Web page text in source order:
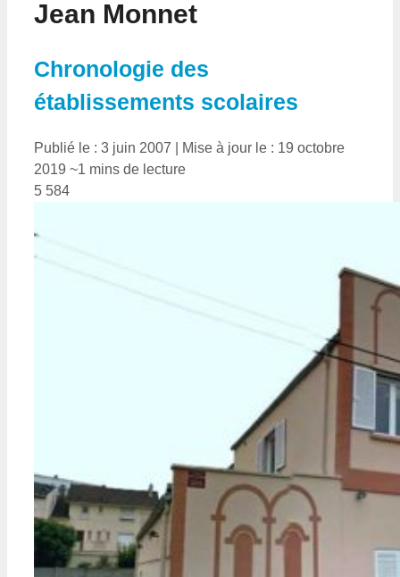
Jean Monnet
Chronologie des
établissements scolaires
Publié le : 3 juin 2007
Mise à jour le : 19 octobre
2019 ~1 mins de lecture
5 584